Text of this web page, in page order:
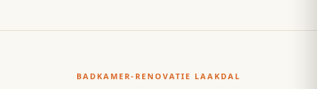
BADKAMER-RENOVATIE LAAKDAL